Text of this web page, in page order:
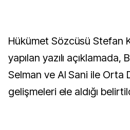
Hükümet Sözcüsü Stefan
yapılan yazılı
Selman ve Al Sani ile Orta
gelişmeleri ele aldığı